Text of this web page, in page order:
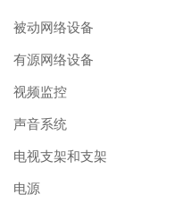
被动网络设备
有源网络设备
视频监控
声音系统
电视支架和支架
电源